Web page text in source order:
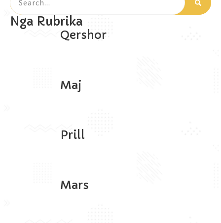
Nga Rubrika
Qershor
Maj
Prill
Mars